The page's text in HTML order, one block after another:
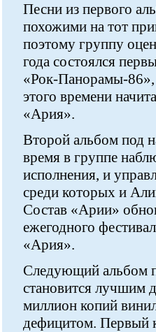
Песни из первого
похожими на тот
поэтому группу
года состоялся
«Рок-Панорамы-86»,
этого времени
«Ария».
Второй альбом под
время в группе
исполнения, и
среди которых и
Состав «Арии»
ежегодного
«Ария».
Следующий альбом
становится лучшим
миллион копий
дефицитом. Первый